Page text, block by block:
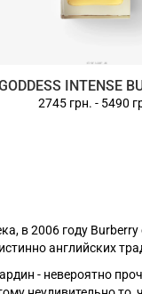
INTENSE
2745 грн. - 5490
в 2006 году Burberry
английских
- невероятно